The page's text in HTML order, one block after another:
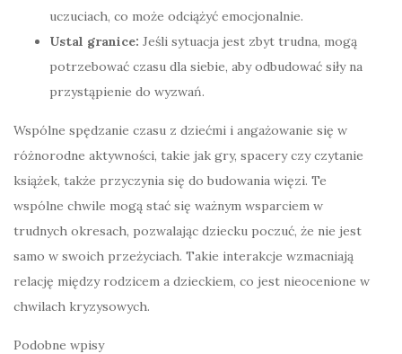
uczuciach, co może odciążyć emocjonalnie.
Ustal granice: Jeśli sytuacja jest zbyt trudna, mogą
potrzebować czasu dla siebie, aby odbudować siły na
przystąpienie do wyzwań.
Wspólne spędzanie czasu z dziećmi i angażowanie się w
różnorodne aktywności, takie jak gry, spacery czy czytanie
książek, także przyczynia się do budowania więzi. Te
wspólne chwile mogą stać się ważnym wsparciem w
trudnych okresach, pozwalając dziecku poczuć, że nie jest
samo w swoich przeżyciach. Takie interakcje wzmacniają
relację między rodzicem a dzieckiem, co jest nieocenione w
chwilach kryzysowych.
Podobne wpisy